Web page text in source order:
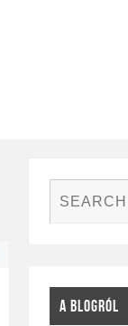
A BLOGRÓL